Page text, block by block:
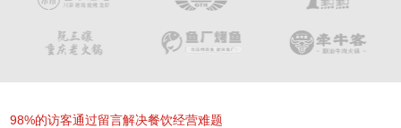
98%的访客通过留言解决餐饮经营难题